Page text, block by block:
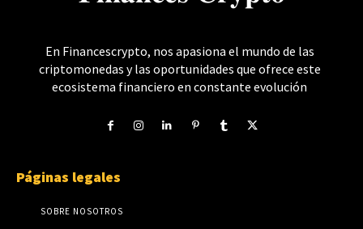
En Financescrypto, nos apasiona el mundo de las
criptomonedas y las oportunidades que ofrece este
ecosistema financiero en constante evolución
Páginas legales
SOBRE NOSOTROS